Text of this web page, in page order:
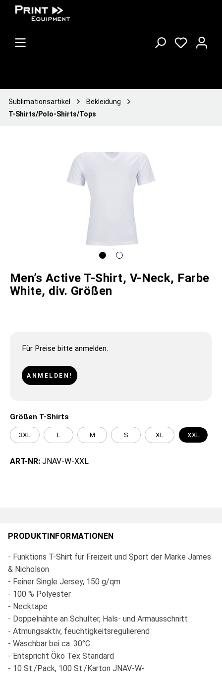
Sublimationsartikel
Bekleidung
T-Shirts/Polo-Shirts/Tops
Men’s Active T-Shirt, V-Neck, Farbe
White, div. Größen
Für Preise bitte anmelden.
ANMELDEN!
Größen T-Shirts
3XL L M S XL XXL
ART-NR: JNAV-W-XXL
PRODUKTINFORMATIONEN
- Funktions T-Shirt für Freizeit und Sport der Marke James
& Nicholson
- Feiner Single Jersey, 150 g/qm
- 100 % Polyester
- Necktape
- Doppelnähte an Schulter, Hals- und Armausschnitt
- Atmungsaktiv, feuchtigkeitsregulierend
- Waschbar bei ca. 30°C
- Entspricht Öko Tex Standard
- 10 St./Pack, 100 St./Karton JNAV-W-